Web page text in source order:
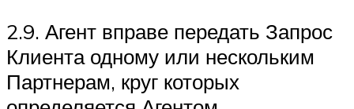
2.9. Агент вправе передать Запрос
Клиента одному или нескольким
Партнерам, круг которых